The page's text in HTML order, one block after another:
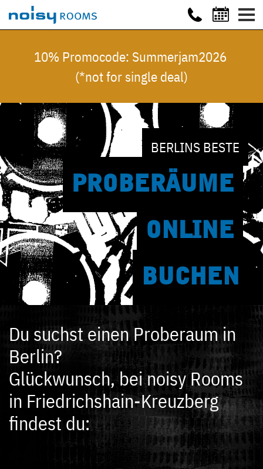
10% Promocode: Summerjam2026
(*not for single deal)
BERLINS BESTE
PROBE RÄUME
ONLINE
BUCHEN
Du suchst einen Proberaum in
Berlin?
Glückwunsch, bei noisy Rooms
in Friedrichshain-Kreuzberg
findest du: